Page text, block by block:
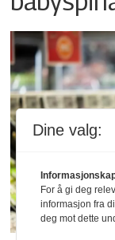
Dine valg:
For å gi deg
informasjon fra
deg mot dette